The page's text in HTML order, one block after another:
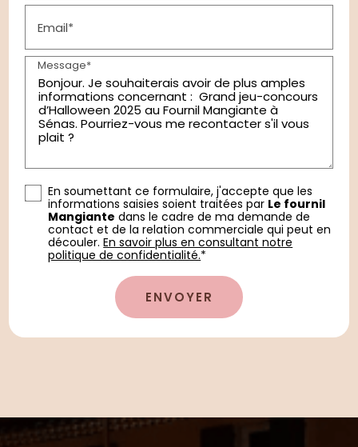
Email*
Message*
En soumettant ce formulaire, j'accepte que les
informations saisies soient traitées par Le fournil
Mangiante dans le cadre de ma demande de
contact et de la relation commerciale qui peut en
découler.En savoir plus en consultant notre
politique de confidentialité.*